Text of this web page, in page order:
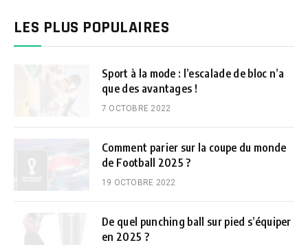
LES PLUS POPULAIRES
Sport à la mode : l’escalade de bloc n’a
que des avantages !
7 OCTOBRE 2022
Comment parier sur la coupe du monde
de Football 2025 ?
19 OCTOBRE 2022
De quel punching ball sur pied s’équiper
en 2025 ?